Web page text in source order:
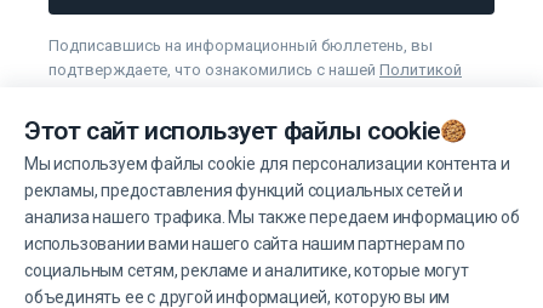
Этот сайт использует файлы cookie
Мы используем файлы cookie для персонализации контента и
рекламы, предоставления функций социальных сетей и
анализа нашего трафика. Мы также передаем информацию об
использовании вами нашего сайта нашим партнерам по
социальным сетям, рекламе и аналитике, которые могут
объединять ее с другой информацией, которую вы им
Подписавшись на информационный бюллетень, вы
подтверждаете, что ознакомились с нашей Политикой
Вы можете отказаться от получения новостей в любое
Управление файлами cookie